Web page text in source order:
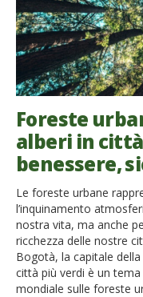
Foreste
alberi in
benessere,
Le foreste urbane
l’inquinamento
nostra vita, ma anche
ricchezza delle nostre
Bogotà, la capitale
città più verdi è un
mondiale sulle foreste